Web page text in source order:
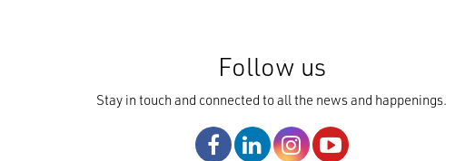
Follow us
Stay in touch and connected to all the news and happenings.